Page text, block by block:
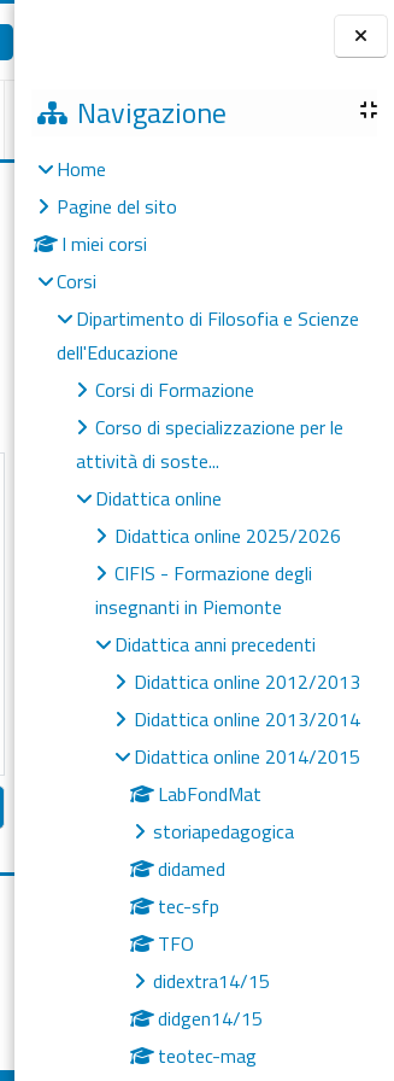
Blocchi
Navigazione
Home
Pagine del sito
I miei corsi
Corsi
Dipartimento di Filosofia e Scienze
dell'Educazione
Corsi di Formazione
Corso di specializzazione per le
attività di soste...
Didattica online
Didattica online 2025/2026
CIFIS - Formazione degli
insegnanti in Piemonte
Didattica anni precedenti
Didattica online 2012/2013
Didattica online 2013/2014
Didattica online 2014/2015
LabFondMat
storiapedagogica
didamed
tec-sfp
TFO
didextra14/15
didgen14/15
teotec-mag